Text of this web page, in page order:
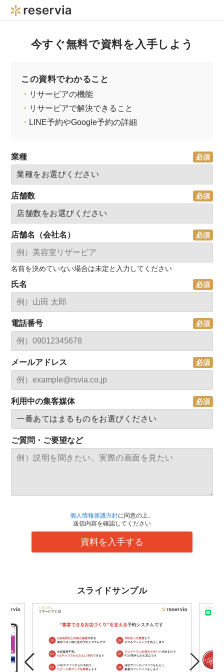
今すぐ無料で資料を入手しよう
この資料でわかること
・ リサービアの機能
・ リサービアで解決できること
・ LINE予約やGoogle予約の詳細
業種
店舗数
店舗名（会社名）
名前を決めていない場合は未定と入力してください
氏名
電話番号
メールアドレス
利用中の集客媒体
ご質問・ご要望など
個人情報保護方針に同意の上、
送信内容を確認してください
資料を入手する
スライドサンプル